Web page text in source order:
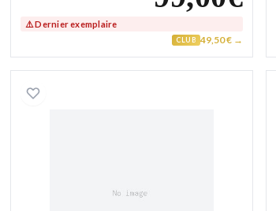
⚠️ Dernier exemplaire
CLUB 49,50 € →